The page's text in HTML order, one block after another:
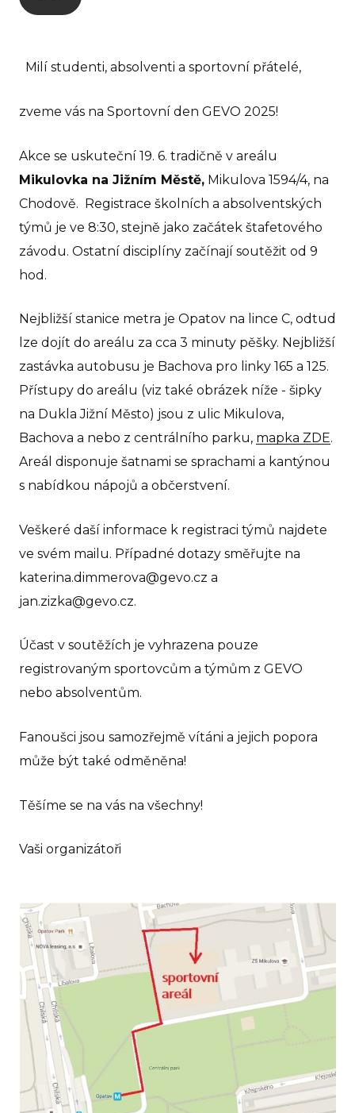
IB
Milí studenti, absolventi a sportovní přátelé,
zveme vás na Sportovní den GEVO 2025!
Akce se uskuteční 19. 6. tradičně v areálu
Mikulovka na Jižním Městě, Mikulova 1594/4, na
Chodově. Registrace školních a absolventských
týmů je ve 8:30, stejně jako začátek štafetového
závodu. Ostatní disciplíny začínají soutěžit od 9
hod.
Nejbližší stanice metra je Opatov na lince C, odtud
lze dojít do areálu za cca 3 minuty pěšky. Nejbližší
zastávka autobusu je Bachova pro linky 165 a 125.
Přístupy do areálu (viz také obrázek níže - šipky
na Dukla Jižní Město) jsou z ulic Mikulova,
Bachova a nebo z centrálního parku, mapka ZDE.
Areál disponuje šatnami se sprachami a kantýnou
s nabídkou nápojů a občerstvení.
Veškeré daší informace k registraci týmů najdete
ve svém mailu. Případné dotazy směřujte na
katerina.dimmerova@gevo.cz a
jan.zizka@gevo.cz.
Účast v soutěžích je vyhrazena pouze
registrovaným sportovcům a týmům z GEVO
nebo absolventům.
Fanoušci jsou samozřejmě vítáni a jejich popora
může být také odměněna!
Těšíme se na vás na všechny!
Vaši organizátoři